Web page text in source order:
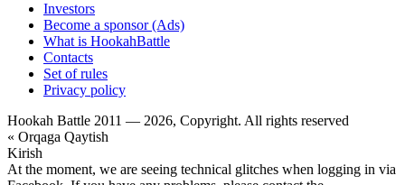
Investors
Become a sponsor (Ads)
What is HookahBattle
Contacts
Set of rules
Privacy policy
Hookah Battle 2011 — 2026, Copyright. All rights reserved
« Orqaga Qaytish
Kirish
At the moment, we are seeing technical glitches when logging in via